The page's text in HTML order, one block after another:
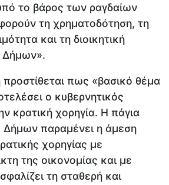
το βάρος των ραγδαίων
τη χρηματοδότηση, τη
και τη διοικητική
Δήμων».
πως «βασικό θέμα
ο κυβερνητικός
κρατική χορηγία. Η πάγια
παραμένει η άμεση
χορηγίας με
της οικονομίας και με
τη σταθερή και